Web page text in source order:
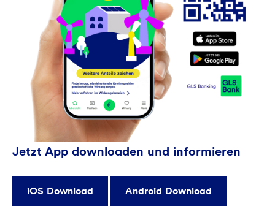
Jetzt App downloaden und informieren
iOS Download Android Download